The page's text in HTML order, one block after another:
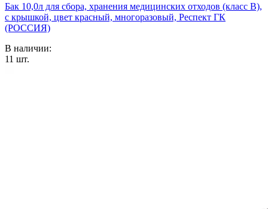
Бак 10,0л для сбора, хранения медицинских отходов (класс В),
с крышкой, цвет красный, многоразовый, Респект ГК
(РОССИЯ)
В наличии:
11 шт.